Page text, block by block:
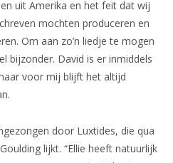
uit Amerika en het feit dat wij
mochten produceren en
Om aan zo’n liedje te mogen
bijzonder. David is er inmiddels
voor mij blijft het altijd
door Luxtides, die qua
lijkt. “Ellie heeft natuurlijk